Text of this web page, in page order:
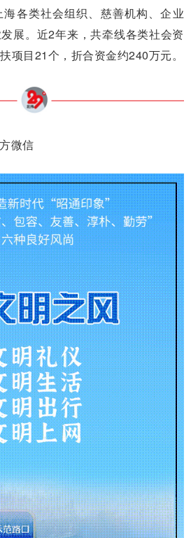
各类社会组织、慈善机构、企业
展。近2年来，共牵线各类社会资
项目21个，折合资金约240万元。
微信